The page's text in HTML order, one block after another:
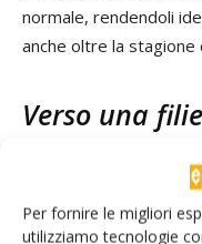
Per fornire le migliori
utilizziamo tecnologie
normale, rendendoli
anche oltre la stagione
Verso una
L’obiettivo è creare
coniughi tecnologie
rispondere alle sfide